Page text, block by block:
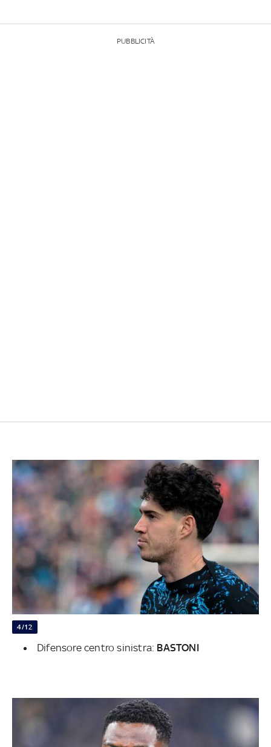
PUBBLICITÀ
4/12
Difensore centro sinistra: BASTONI